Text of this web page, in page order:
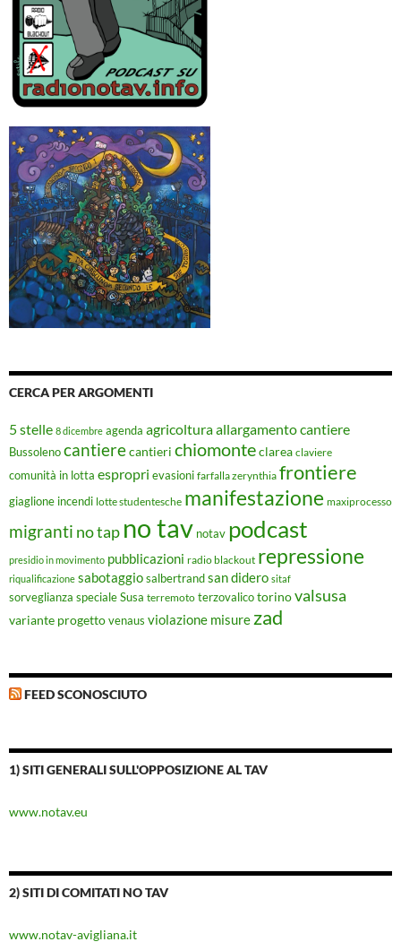
CERCA PER ARGOMENTI
5 stelle 8 dicembre agenda agricolturaallargamento cantiere
Bussolenocantierecantieri chiomonteclarea claviere
comunità in lotta espropri evasioni farfalla zerynthia frontiere
giaglione incendi lotte studentesche manifestazione maxiprocesso
migranti no tap no tav notav podcast
presidio in movimento pubblicazioni radio blackout repressione
riqualificazione sabotaggiosalbertrandsan didero sitaf
sorveglianza speciale Susa terremoto terzovalico torinovalsusa
variante progettovenaus violazione misure zad
FEED SCONOSCIUTO
1) SITI GENERALI SULL'OPPOSIZIONE AL TAV
www.notav.eu
2) SITI DI COMITATI NO TAV
www.notav-avigliana.it